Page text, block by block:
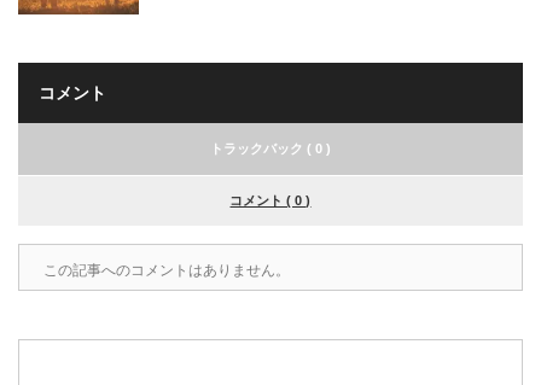
コメント
トラックバック ( 0 )
コメント ( 0 )
この記事へのコメントはありません。